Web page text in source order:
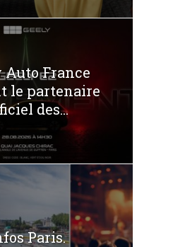
Auto France
le partenaire
des...
Paris.